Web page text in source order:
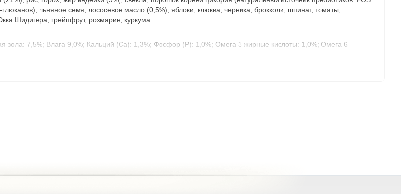
льняное семя, лососевое масло (0,5%), яблоки, клюква, черника, брокколи, шпинат, томаты,
Шидигера, грейпфрут, розмарин, куркума.
7,5%; Влага 9,0%; Кальций (Ca): 1,3%; Фосфор (P): 1,0%; Омега 3 жирные кислоты: 1,0%; Омега 6
Кальций-D-пантотенат (3a841): 13 мг/кг; Фолиевая кислота (3a316): 0,3 мг/кг; Таурин (3a370): 1500 мг/кг; L-
(3b503): 10 мг/кг; Йод (3b202): 1,5 мг/кг; Селен (3b801): 0,2 мг/кг.
кг.